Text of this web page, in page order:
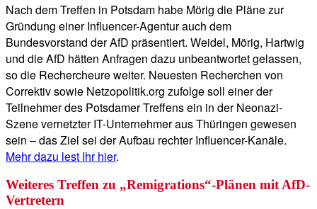
Nach dem Treffen in Potsdam habe Mörig die Pläne zur
Gründung einer Influencer-Agentur auch dem
Bundesvorstand der AfD präsentiert. Weidel, Mörig, Hartwig
und die AfD hätten Anfragen dazu unbeantwortet gelassen,
so die Rechercheure weiter. Neuesten Recherchen von
Correktiv sowie Netzopolitik.org zufolge soll einer der
Teilnehmer des Potsdamer Treffens ein in der Neonazi-
Szene vernetzter IT-Unternehmer aus Thüringen gewesen
sein – das Ziel sei der Aufbau rechter Influencer-Kanäle.
Mehr dazu lest Ihr hier.
Weiteres Treffen zu „Remigrations“-Plänen mit AfD-
Vertretern